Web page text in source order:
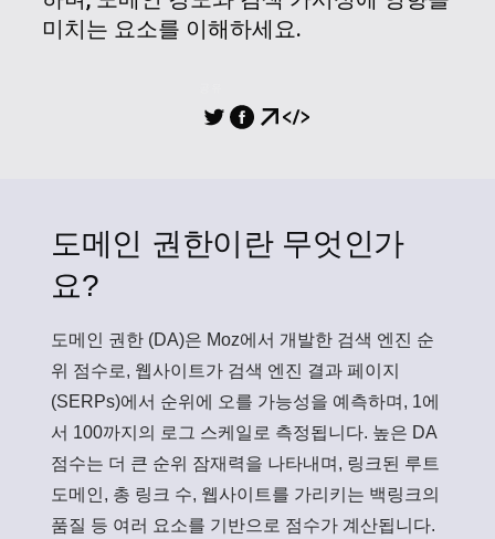
미치는 요소를 이해하세요.
도메인 권한이란 무엇인가
요?
도메인 권한 (DA)은 Moz에서 개발한 검색 엔진 순
위 점수로, 웹사이트가 검색 엔진 결과 페이지
(SERPs)에서 순위에 오를 가능성을 예측하며, 1에
서 100까지의 로그 스케일로 측정됩니다. 높은 DA
점수는 더 큰 순위 잠재력을 나타내며, 링크된 루트
도메인, 총 링크 수, 웹사이트를 가리키는 백링크의
품질 등 여러 요소를 기반으로 점수가 계산됩니다.